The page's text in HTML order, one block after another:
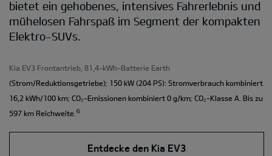
bietet ein gehobenes, intensives Fahrerlebnis und
mühelosen Fahrspaß im Segment der kompakten
Elektro-SUVs.
Kia EV3 Frontantrieb, 81,4-kWh-Batterie Earth
(Strom/Reduktionsgetriebe); 150 kW (204 PS): Stromverbrauch kombiniert
16,2 kWh/100 km; CO₂-Emissionen kombiniert 0 g/km; CO₂-Klasse A. Bis zu
597 km Reichweite. ⁶
Entdecke den Kia EV3